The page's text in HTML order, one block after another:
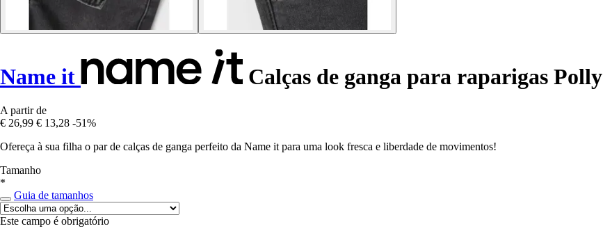
Name it Calças de ganga para raparigas Polly
A partir de
€ 26,99 € 13,28 -51%
Ofereça à sua filha o par de calças de ganga perfeito da Name it para uma look fresca e liberdade de movimentos!
Tamanho
*
Guia de tamanhos
Este campo é obrigatório